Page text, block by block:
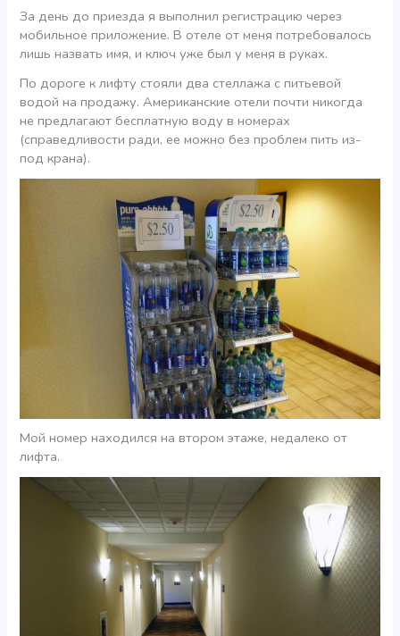
За день до приезда я выполнил регистрацию через
мобильное приложение. В отеле от меня потребовалось
лишь назвать имя, и ключ уже был у меня в руках.
По дороге к лифту стояли два стеллажа с питьевой
водой на продажу. Американские отели почти никогда
не предлагают бесплатную воду в номерах
(справедливости ради, ее можно без проблем пить из-
под крана).
Мой номер находился на втором этаже, недалеко от
лифта.